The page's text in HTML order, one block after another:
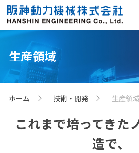
生産領域
ホーム 技術・開発 生産領域
これまで培ってきた
造で、